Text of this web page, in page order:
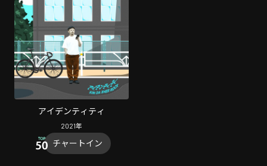
アイデンティティ
2021年
チャートイン